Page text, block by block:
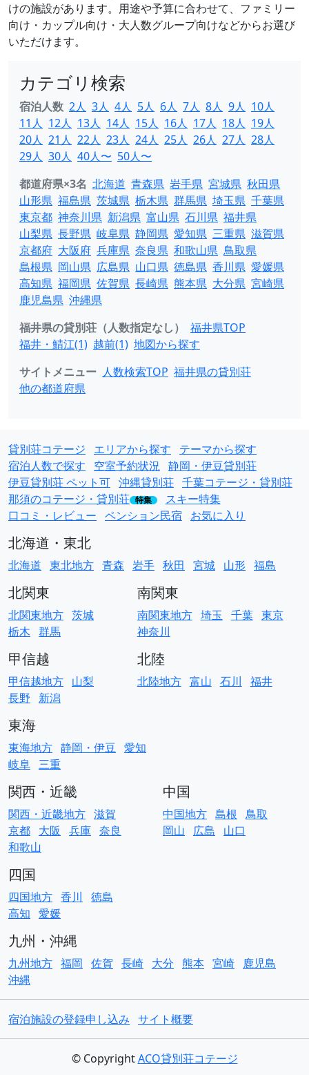
けの施設があります。用途や予算に合わせて、ファミリー
向け・カップル向け・大人数グループ向けなどからお選び
いただけます。
カテゴリ検索
宿泊人数 2人 3人 4人 5人 6人 7人 8人 9人 10人
11人 12人 13人 14人 15人 16人 17人 18人 19人
20人 21人 22人 23人 24人 25人 26人 27人 28人
29人 30人 40人〜 50人〜
都道府県×3名 北海道 青森県 岩手県 宮城県 秋田県
山形県 福島県 茨城県 栃木県 群馬県 埼玉県 千葉県
東京都 神奈川県 新潟県 富山県 石川県 福井県
山梨県 長野県 岐阜県 静岡県 愛知県 三重県 滋賀県
京都府 大阪府 兵庫県 奈良県 和歌山県 鳥取県
島根県 岡山県 広島県 山口県 徳島県 香川県 愛媛県
高知県 福岡県 佐賀県 長崎県 熊本県 大分県 宮崎県
鹿児島県 沖縄県
福井県の貸別荘（人数指定なし）
福井県TOP
福井・鯖江(1) 越前(1) 地図から探す
サイトメニュー 人数検索TOP 福井県の貸別荘
他の都道府県
貸別荘コテージ エリアから探す
テーマから探す
宿泊人数で探す
空室予約状況 静岡・伊豆貸別荘
伊豆貸別荘 ペット可 沖縄貸別荘 千葉コテージ・貸別荘
那須のコテージ・貸別荘 特集
スキー特集
口コミ・レビュー ペンション民宿 お気に入り
北海道・東北
北海道 東北地方 青森 岩手 秋田 宮城 山形 福島
北関東
北関東地方 茨城
栃木 群馬
南関東
南関東地方 埼玉 千葉 東京
神奈川
甲信越
甲信越地方 山梨
長野
新潟
北陸
北陸地方 富山 石川 福井
東海
東海地方 静岡・伊豆 愛知
岐阜 三重
関西・近畿
関西・近畿地方 滋賀
京都 大阪 兵庫 奈良
和歌山
中国
中国地方 島根 鳥取
岡山
広島 山口
四国
四国地方 香川
徳島
高知 愛媛
九州・沖縄
九州地方 福岡 佐賀 長崎 大分 熊本 宮崎
鹿児島
沖縄
宿泊施設の登録申し込み サイト概要
© CopyrightACO貸別荘コテージ